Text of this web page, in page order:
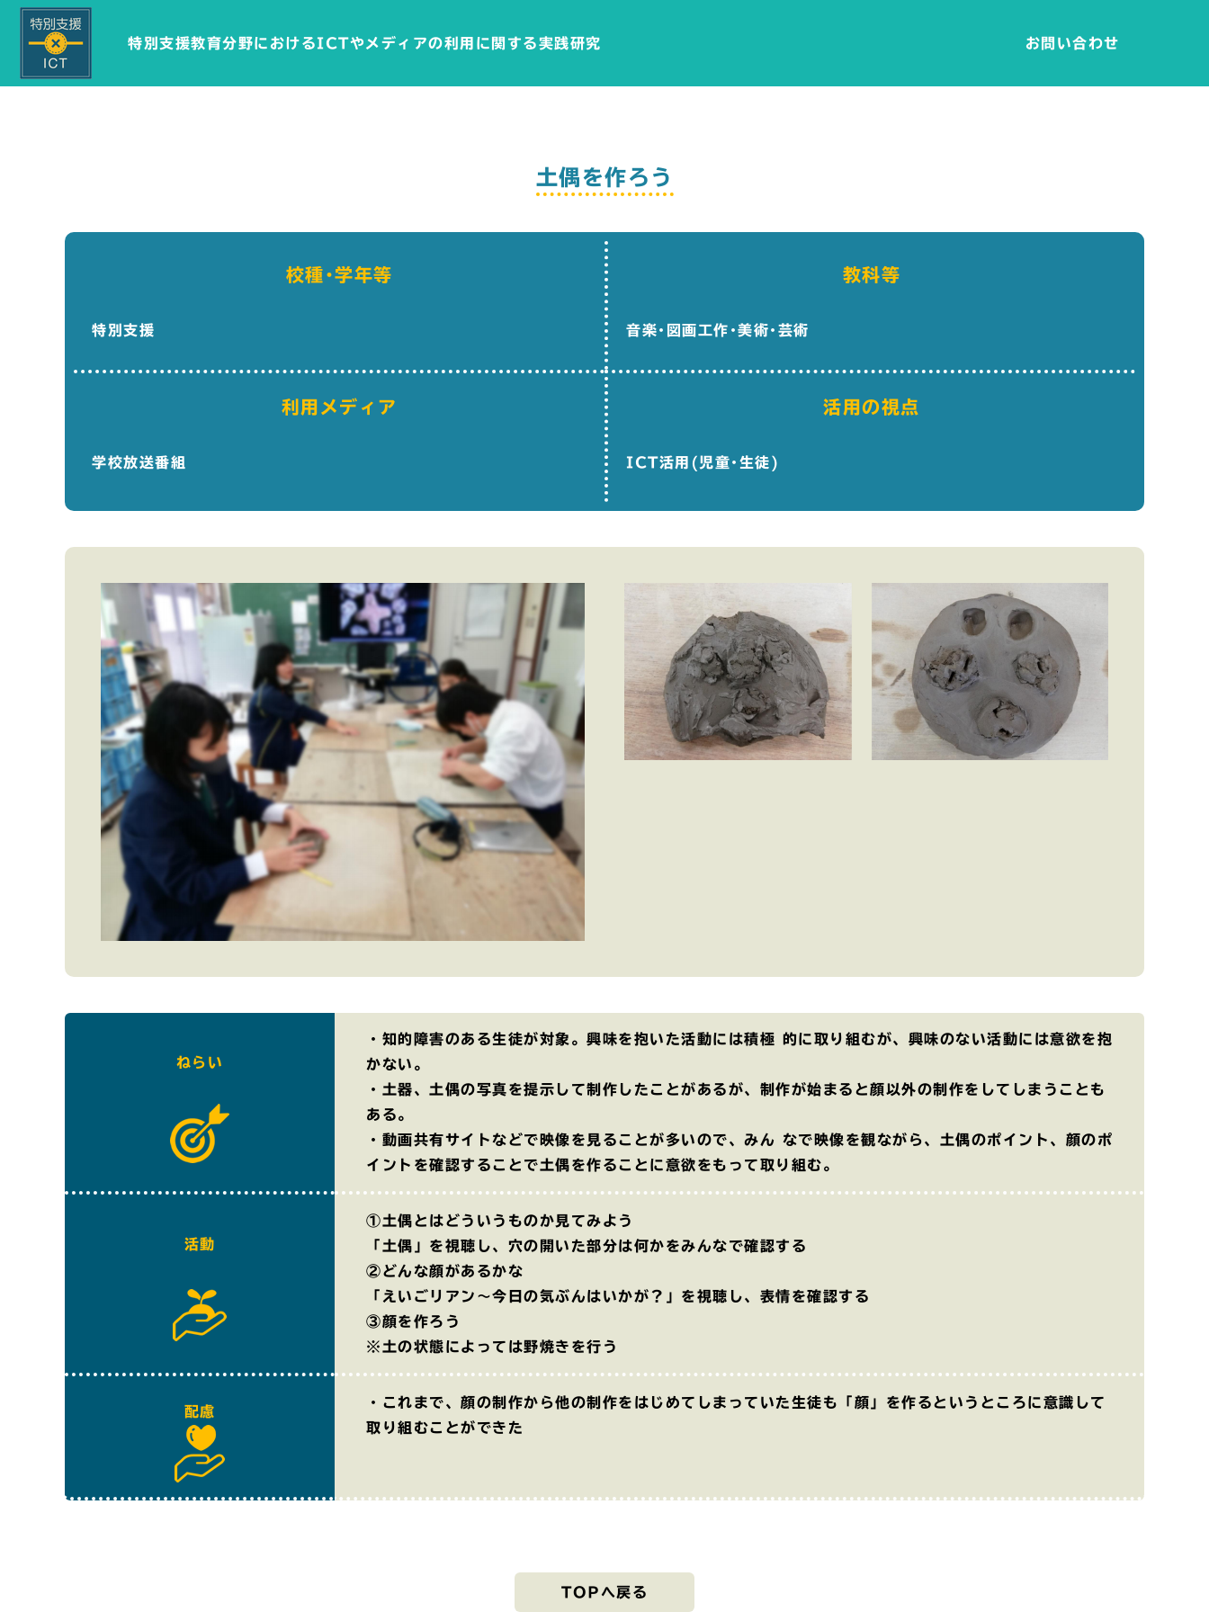
特別支援教育分野におけるICTやメディアの利用に関する実践研究 お問い合わせ
土偶を作ろう
校種･学年等
特別支援
教科等
音楽･図画工作･美術･芸術
利用メディア
学校放送番組
活用の視点
ICT活用(児童･生徒)
ねらい
・知的障害のある生徒が対象。興味を抱いた活動には積極 的に取り組むが、興味のない活動には意欲を抱
かない。
・土器、土偶の写真を提示して制作したことがあるが、制作が始まると顔以外の制作をしてしまうことも
ある。
・動画共有サイトなどで映像を見ることが多いので、みん なで映像を観ながら、土偶のポイント、顔のポ
イントを確認することで土偶を作ることに意欲をもって取り組む。
活動
①土偶とはどういうものか見てみよう
「土偶」を視聴し、穴の開いた部分は何かをみんなで確認する
②どんな顔があるかな
「えいごリアン～今日の気ぶんはいかが？」を視聴し、表情を確認する
③顔を作ろう
※土の状態によっては野焼きを行う
配慮
・これまで、顔の制作から他の制作をはじめてしまっていた生徒も「顔」を作るというところに意識して
取り組むことができた
TOPへ戻る